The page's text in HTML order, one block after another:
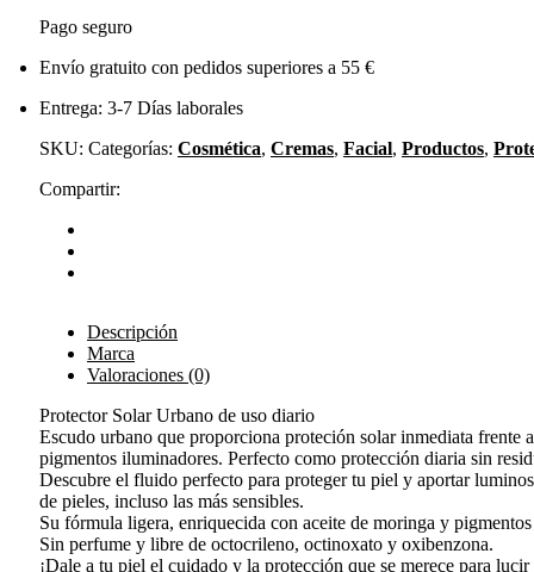
Pago seguro
Envío gratuito con pedidos superiores a 55 €
Entrega: 3-7 Días laborales
SKU: Categorías: Cosmética, Cremas, Facial, Productos,
Compartir:
Descripción
Marca
Valoraciones (0)
Protector Solar Urbano de uso diario
Escudo urbano que proporciona proteción solar inmediata
pigmentos iluminadores. Perfecto como protección diaria sin
Descubre el fluido perfecto para proteger tu piel y aportar
de pieles, incluso las más sensibles.
Su fórmula ligera, enriquecida con aceite de moringa y
Sin perfume y libre de octocrileno, octinoxato y oxibenzona.
¡Dale a tu piel el cuidado y la protección que se merece para